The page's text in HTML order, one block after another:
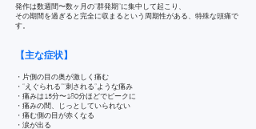
発作は数週間〜数ヶ月の“群発期”に集中して起こり、
その期間を過ぎると完全に収まるという周期性がある、特殊な頭痛で
す。
【主な症状】
・片側の目の奥が激しく痛む
・“えぐられる”“刺される”ような痛み
・痛みは15分〜180分ほどでピークに
・痛みの間、じっとしていられない
・痛む側の目が赤くなる
・涙が出る